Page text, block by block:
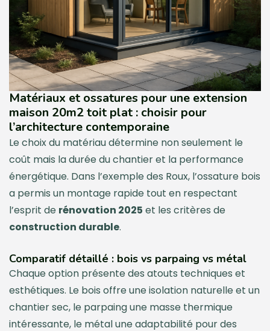
Matériaux et ossatures pour une extension
maison 20m2 toit plat : choisir pour
l’architecture contemporaine
Le choix du matériau détermine non seulement le
coût mais la durée du chantier et la performance
énergétique. Dans l’exemple des Roux, l’ossature bois
a permis un montage rapide tout en respectant
l’esprit de rénovation 2025 et les critères de
construction durable.
Comparatif détaillé : bois vs parpaing vs métal
Chaque option présente des atouts techniques et
esthétiques. Le bois offre une isolation naturelle et un
chantier sec, le parpaing une masse thermique
intéressante, le métal une adaptabilité pour des